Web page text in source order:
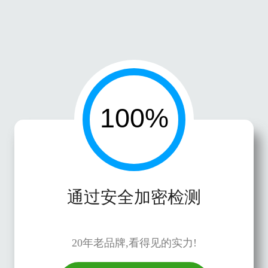
通过安全加密检测
20年老品牌,看得见的实力!